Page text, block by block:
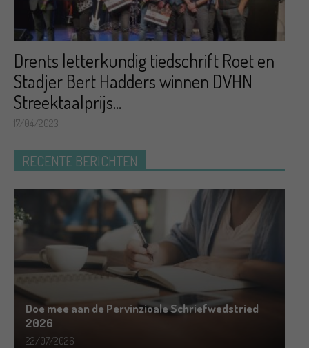
Drents letterkundig tiedschrift Roet en
Stadjer Bert Hadders winnen DVHN
Streektaalprijs...
17/04/2023
RECENTE BERICHTEN
Doe mee aan de Pervinzioale Schriefwedstried
2026
22/07/2026